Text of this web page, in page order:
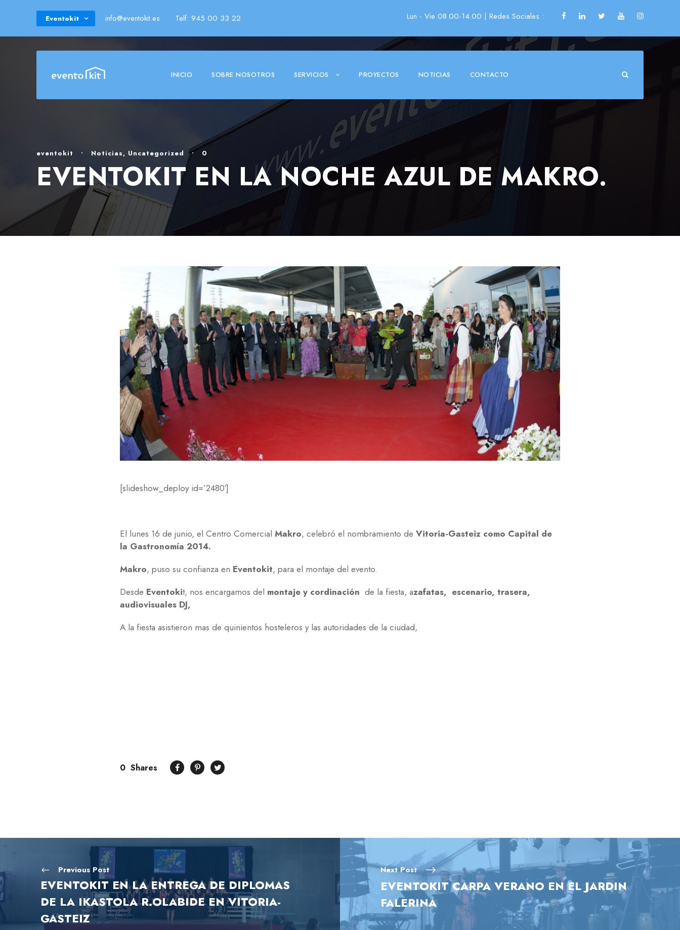
Eventokit info@eventokit.es Telf: 945 00 33 22 Lun - Vie 08.00-14.00 | Redes Sociales :
INICIO SOBRE NOSOTROS SERVICIOS PROYECTOS NOTICIAS CONTACTO
eventokit • Noticias, Uncategorized • 0
EVENTOKIT EN LA NOCHE AZUL DE MAKRO.
[slideshow_deploy id=’2480′]
El lunes 16 de junio, el Centro Comercial Makro, celebró el nombramiento de Vitoria-Gasteiz como Capital de
la Gastronomía 2014.
Makro, puso su confianza en Eventokit, para el montaje del evento.
Desde Eventokit, nos encargamos del montaje y cordinación de la fiesta, azafatas, escenario, trasera,
audiovisuales DJ,
A la fiesta asistieron mas de quinientos hosteleros y las autoridades de la ciudad,
0 Shares
Previous Post
EVENTOKIT EN LA ENTREGA DE DIPLOMAS
DE LA IKASTOLA R.OLABIDE EN VITORIA-
GASTEIZ
Next Post
EVENTOKIT CARPA VERANO EN EL JARDIN
FALERINA